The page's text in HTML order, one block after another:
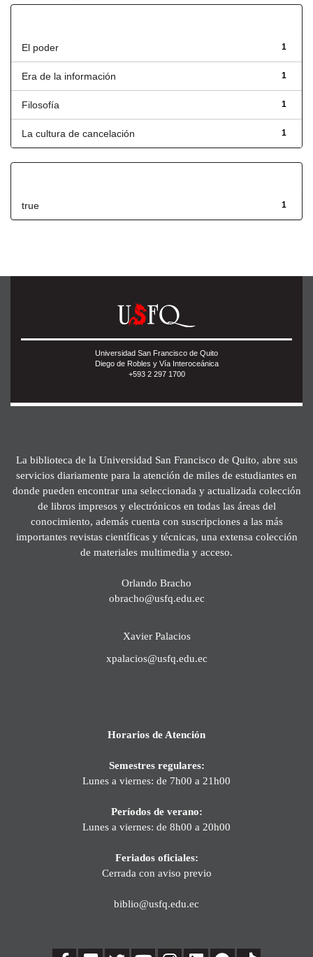
1
El poder
1
Era de la información
1
Filosofía
1
La cultura de cancelación
1
true
Universidad San Francisco de Quito
Diego de Robles y Vía Interoceánica
+593 2 297 1700
La biblioteca de la Universidad San Francisco de Quito, abre sus
servicios diariamente para la atención de miles de estudiantes en
donde pueden encontrar una seleccionada y actualizada colección
de libros impresos y electrónicos en todas las áreas del
conocimiento, además cuenta con suscripciones a las más
importantes revistas científicas y técnicas, una extensa colección
de materiales multimedia y acceso.
Orlando Bracho
obracho@usfq.edu.ec
Xavier Palacios
xpalacios@usfq.edu.ec
Horarios de Atención
Semestres regulares:
Lunes a viernes: de 7h00 a 21h00
Períodos de verano:
Lunes a viernes: de 8h00 a 20h00
Feriados oficiales:
Cerrada con aviso previo
biblio@usfq.edu.ec